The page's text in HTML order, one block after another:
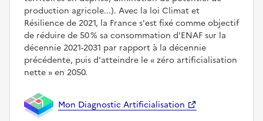
production agricole...). Avec la loi Climat et
Résilience de 2021, la France s'est fixé comme objectif
de réduire de 50 % sa consommation d'ENAF sur la
décennie 2021-2031 par rapport à la décennie
précédente, puis d'atteindre le
zéro artificialisation
nette
en 2050.
Mon Diagnostic Artificialisation